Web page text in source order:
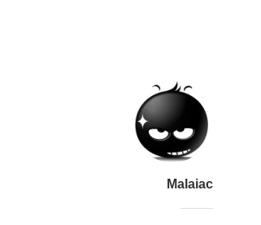
Malaiac